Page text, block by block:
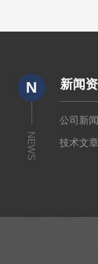
N
NEWS
新闻
公司新
技术文